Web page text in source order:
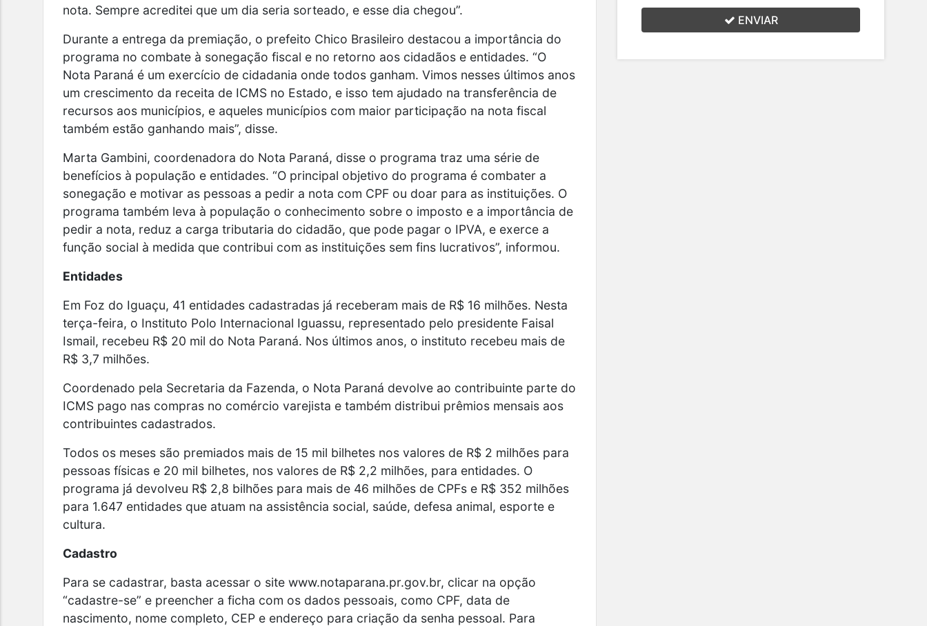
nota. Sempre acreditei que um dia seria sorteado, e esse dia chegou”.
Durante a entrega da premiação, o prefeito Chico Brasileiro destacou a importância do
programa no combate à sonegação fiscal e no retorno aos cidadãos e entidades. “O
Nota Paraná é um exercício de cidadania onde todos ganham. Vimos nesses últimos anos
um crescimento da receita de ICMS no Estado, e isso tem ajudado na transferência de
recursos aos municípios, e aqueles municípios com maior participação na nota fiscal
também estão ganhando mais”, disse.
Marta Gambini, coordenadora do Nota Paraná, disse o programa traz uma série de
benefícios à população e entidades. “O principal objetivo do programa é combater a
sonegação e motivar as pessoas a pedir a nota com CPF ou doar para as instituições. O
programa também leva à população o conhecimento sobre o imposto e a importância de
pedir a nota, reduz a carga tributaria do cidadão, que pode pagar o IPVA, e exerce a
função social à medida que contribui com as instituições sem fins lucrativos”, informou.
Entidades
Em Foz do Iguaçu, 41 entidades cadastradas já receberam mais de R$ 16 milhões. Nesta
terça-feira, o Instituto Polo Internacional Iguassu, representado pelo presidente Faisal
Ismail, recebeu R$ 20 mil do Nota Paraná. Nos últimos anos, o instituto recebeu mais de
R$ 3,7 milhões.
Coordenado pela Secretaria da Fazenda, o Nota Paraná devolve ao contribuinte parte do
ICMS pago nas compras no comércio varejista e também distribui prêmios mensais aos
contribuintes cadastrados.
Todos os meses são premiados mais de 15 mil bilhetes nos valores de R$ 2 milhões para
pessoas físicas e 20 mil bilhetes, nos valores de R$ 2,2 milhões, para entidades. O
programa já devolveu R$ 2,8 bilhões para mais de 46 milhões de CPFs e R$ 352 milhões
para 1.647 entidades que atuam na assistência social, saúde, defesa animal, esporte e
cultura.
Cadastro
Para se cadastrar, basta acessar o site www.notaparana.pr.gov.br, clicar na opção
“cadastre-se” e preencher a ficha com os dados pessoais, como CPF, data de
nascimento, nome completo, CEP e endereço para criação da senha pessoal. Para
ENVIAR